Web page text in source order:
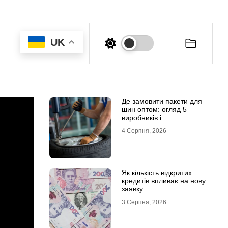
UK
Де замовити пакети для
шин оптом: огляд 5
виробників і
4 Серпня, 2026
Як кількість відкритих
кредитів впливає на нову
заявку
3 Серпня, 2026